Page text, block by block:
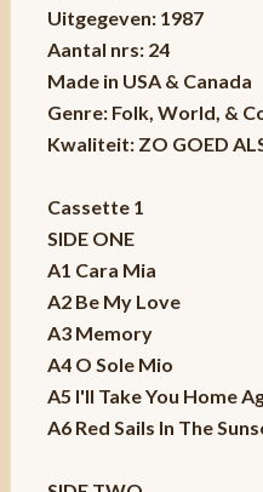
Uitgegeven: 1987
Aantal nrs: 24
Made in USA & Canada
Genre: Folk, World, &
Kwaliteit: ZO GOED
Cassette 1
SIDE ONE
A1 Cara Mia
A2 Be My Love
A3 Memory
A4 O Sole Mio
A5 I'll Take You Home
A6 Red Sails In The